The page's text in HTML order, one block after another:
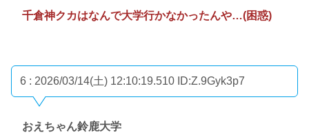
千倉神クカはなんで大学行かなかったんや…(困惑)
6 : 2026/03/14(土) 12:10:19.510 ID:Z.9Gyk3p7
おえちゃん鈴鹿大学